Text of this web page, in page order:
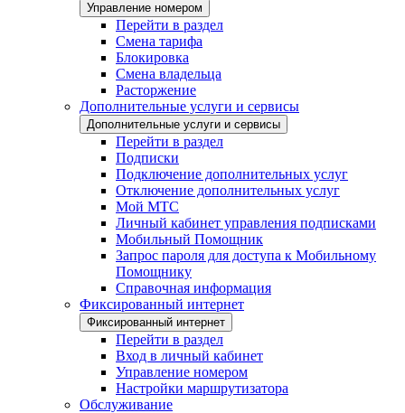
Управление номером
Перейти в раздел
Смена тарифа
Блокировка
Смена владельца
Расторжение
Дополнительные услуги и сервисы
Дополнительные услуги и сервисы
Перейти в раздел
Подписки
Подключение дополнительных услуг
Отключение дополнительных услуг
Мой МТС
Личный кабинет управления подписками
Мобильный Помощник
Запрос пароля для доступа к Мобильному
Помощнику
Справочная информация
Фиксированный интернет
Фиксированный интернет
Перейти в раздел
Вход в личный кабинет
Управление номером
Настройки маршрутизатора
Обслуживание